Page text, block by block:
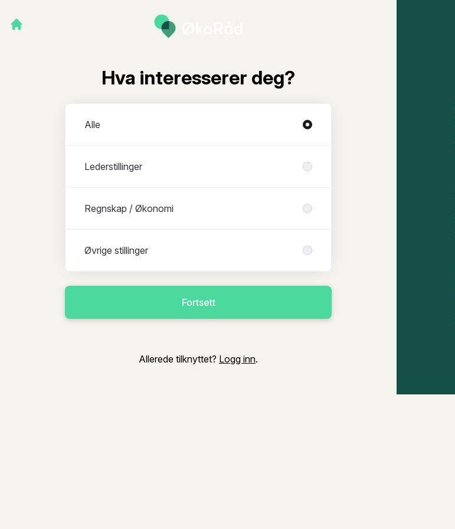
Hva interesserer deg?
Alle
Lederstillinger
Regnskap / Økonomi
Øvrige stillinger
Fortsett
Allerede tilknyttet? Logg inn.